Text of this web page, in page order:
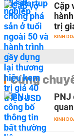
Cặp
trị
KINH
Cùng
PNJ
KINH